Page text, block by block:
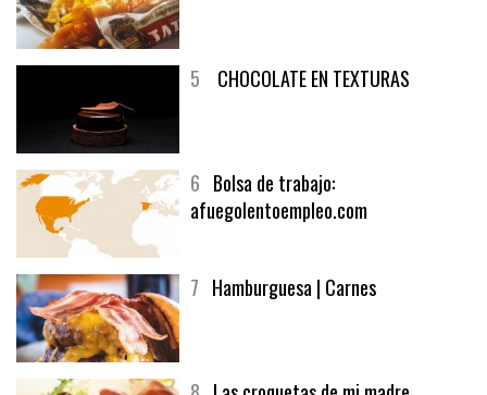
6Bolsa de trabajo: